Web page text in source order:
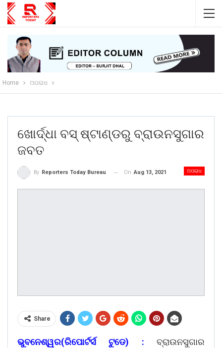
Home ଅପରାଧ
ଖୋର୍ଦ୍ଧା ବସ୍ ଷ୍ଟାଣ୍ଡରୁ ବ୍ରାଉନସୁଗାର
ଜବତ
ଅପରାଧ
By Reporters Today Bureau On Aug 13, 2021
Share
ଭୁବନେଶ୍ୱର(ରିପୋର୍ଟର୍ସ ଟୁଡେ) : ବ୍ରାଉନସୁଗାର